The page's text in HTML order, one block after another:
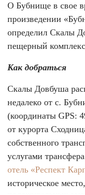
О Бубнище в свое
произведении
определил Скалы
пещерный
Как добраться
Скалы Довбуша
недалеко от с.
(координаты GPS:
от курорта
собственного
услугами
отель «Респект
историческое